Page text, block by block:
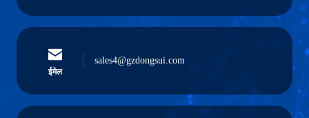
ईमेल
sales4@gzdongsui.com